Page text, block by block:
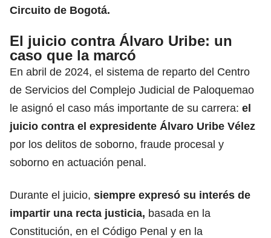
Circuito de Bogotá.
El juicio contra Álvaro Uribe: un
caso que la marcó
En abril de 2024, el sistema de reparto del Centro
de Servicios del Complejo Judicial de Paloquemao
le asignó el caso más importante de su carrera: el
juicio contra el expresidente Álvaro Uribe Vélez
por los delitos de soborno, fraude procesal y
soborno en actuación penal.
Durante el juicio, siempre expresó su interés de
impartir una recta justicia, basada en la
Constitución, en el Código Penal y en la